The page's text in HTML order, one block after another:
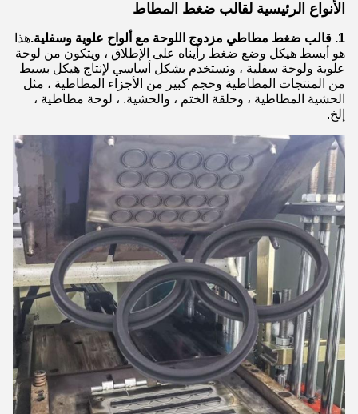
الأنواع الرئيسية لقالب ضغط المطاط
1. قالب ضغط مطاطي مزدوج اللوحة مع ألواح علوية وسفلية.
هذا
هو أبسط هيكل وضع ضغط رأيناه على الإطلاق ، ويتكون من لوحة
علوية ولوحة سفلية ، وتستخدم بشكل أساسي لإنتاج هيكل بسيط
من المنتجات المطاطية وحجم كبير من الأجزاء المطاطية ، مثل
الحشية المطاطية ، وحلقة الختم ، والحشية. ، لوحة مطاطية ،
إلخ.